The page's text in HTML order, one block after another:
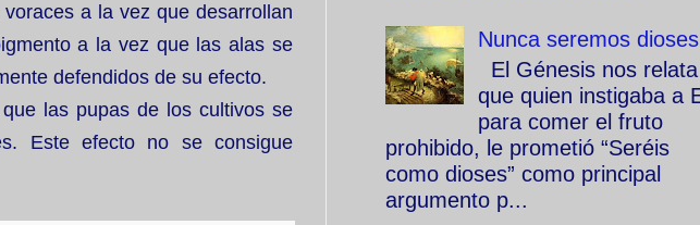
a la vez que desarrollan
a la vez que las alas se
defendidos de su efecto.
las pupas de los cultivos se
Este efecto no se consigue
Nunca seremos dioses
El Génesis nos relata
que quien instigaba a
para comer el fruto
prohibido, le prometió “Seréis
como dioses” como principal
argumento p...